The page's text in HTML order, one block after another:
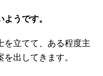
うです。
を立てて、ある程度主
出してきます。